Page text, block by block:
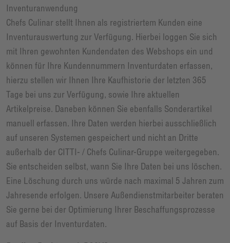
Inventuranwendung
Chefs Culinar stellt Ihnen als registriertem Kunden eine
Inventurauswertung zur Verfügung. Hierbei loggen Sie sich
mit Ihren gewohnten Kundendaten des Webshops ein und
können für Ihre Kundennummern Inventurdaten erfassen,
hierzu stellen wir Ihnen Ihre Kaufhistorie der letzten 365
Tage bei uns zur Verfügung, sowie Ihre aktuellen
Artikelpreise. Daneben können Sie ebenfalls Sonderartikel
manuell erfassen. Ihre Daten werden hierbei ausschließlich
auf unseren Systemen gespeichert und nicht an Dritte
außerhalb der CITTI- / Chefs Culinar-Gruppe weitergegeben.
Sie entscheiden selbst, wann Sie Ihre Daten bei uns löschen.
Eine Löschung durch uns würde nach maximal 5 Jahren zum
Jahresende erfolgen. Unsere Außendienstmitarbeiter beraten
Sie gerne bei der Optimierung Ihrer Beschaffungsprozesse
auf Basis der Inventurdaten.